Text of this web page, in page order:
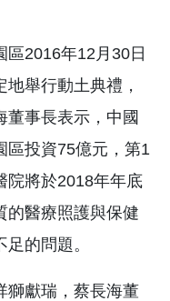
區2016年12月30日
舉行動土典禮，
董事長表示，中國
區投資75億元，第1
院將於2018年年底
的醫療照護與保健
的問題。
獅獻瑞，蔡長海董